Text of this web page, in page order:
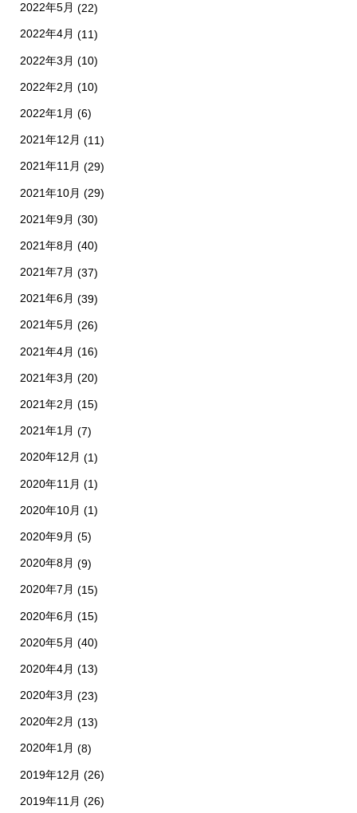
2022年5月 (22)
2022年4月 (11)
2022年3月 (10)
2022年2月 (10)
2022年1月 (6)
2021年12月 (11)
2021年11月 (29)
2021年10月 (29)
2021年9月 (30)
2021年8月 (40)
2021年7月 (37)
2021年6月 (39)
2021年5月 (26)
2021年4月 (16)
2021年3月 (20)
2021年2月 (15)
2021年1月 (7)
2020年12月 (1)
2020年11月 (1)
2020年10月 (1)
2020年9月 (5)
2020年8月 (9)
2020年7月 (15)
2020年6月 (15)
2020年5月 (40)
2020年4月 (13)
2020年3月 (23)
2020年2月 (13)
2020年1月 (8)
2019年12月 (26)
2019年11月 (26)